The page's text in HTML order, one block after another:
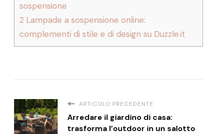
sospensione
2 Lampade a sospensione online:
complementi di stile e di design su Duzzle.it
ARTICOLO PRECEDENTE
Arredare il giardino di casa:
trasforma l’outdoor in un salotto